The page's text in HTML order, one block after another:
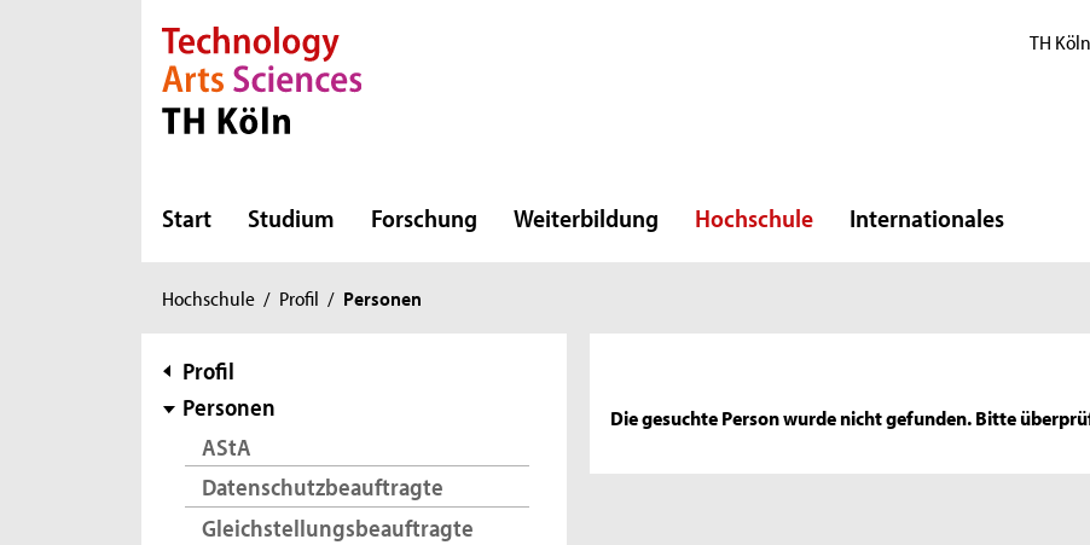
Direkt zur Hauptnavigation
Direkt zur Subnavigation
Direkt zum Inhalt
Direkt zum Fußbereich TH
Start Studium Forschung Weiterbildung Hochschule Internationales
Sie
hier:
Hochschule / Profil / Personen
Subnavigation
Profil
Personen
AStA
Datenschutzbeauftragte
Gleichstellungsbeauftragte
Die gesuchte Person wurde nicht gefunden. Bitte